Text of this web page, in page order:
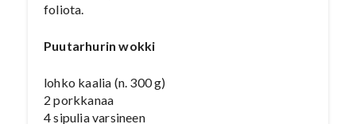
foliota.
Puutarhurin wokki
lohko kaalia (n. 300 g)
2 porkkanaa
4 sipulia varsineen